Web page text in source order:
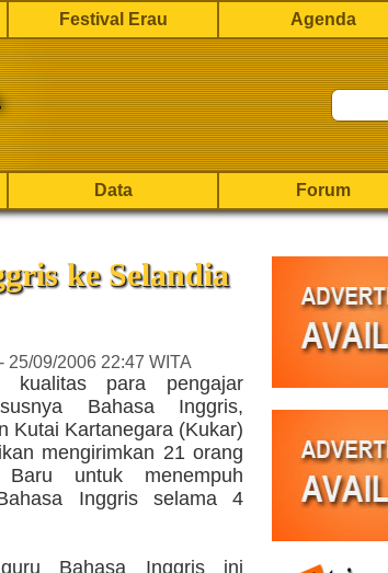
Festival Erau Agenda
Data Forum
ke Selandia
- 25/09/2006 22:47 WITA
kualitas para pengajar
Bahasa Inggris,
Kutai Kartanegara (Kukar)
mengirimkan 21 orang
untuk menempuh
Inggris selama 4
Bahasa Inggris ini